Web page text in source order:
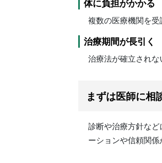
体に負担がかかる
複数の医療機関を
治療期間が長引く
治療法が確立され
まずは医師に相
診断や治療方針な
ーションや信頼関